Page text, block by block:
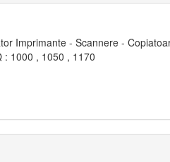
Imprimante - Scannere -
: 1000 , 1050 , 1170